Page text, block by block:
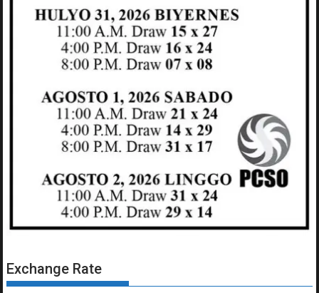
Exchange Rate